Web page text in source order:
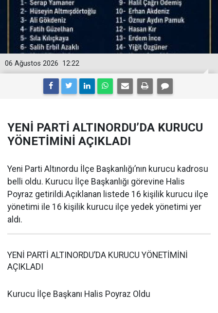
12:22
06 Ağustos 2026
YENİ PARTİ ALTINORDU’DA KURUCU
YÖNETİMİNİ AÇIKLADI
Yeni Parti Altınordu İlçe Başkanlığı’nın kurucu kadrosu
belli oldu. Kurucu İlçe Başkanlığı görevine Halis
Poyraz getirildi.Açıklanan listede 16 kişilik kurucu ilçe
yönetimi ile 16 kişilik kurucu ilçe yedek yönetimi yer
aldı.
YENİ PARTİ ALTINORDU’DA KURUCU YÖNETİMİNİ
AÇIKLADI
Kurucu İlçe Başkanı Halis Poyraz Oldu